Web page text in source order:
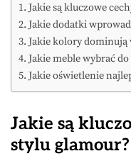
Jakie są kluczowe
Jakie dodatki
Jakie kolory dominują
Jakie meble wybrać
Jakie oświetlenie
Jakie są
stylu glamour?